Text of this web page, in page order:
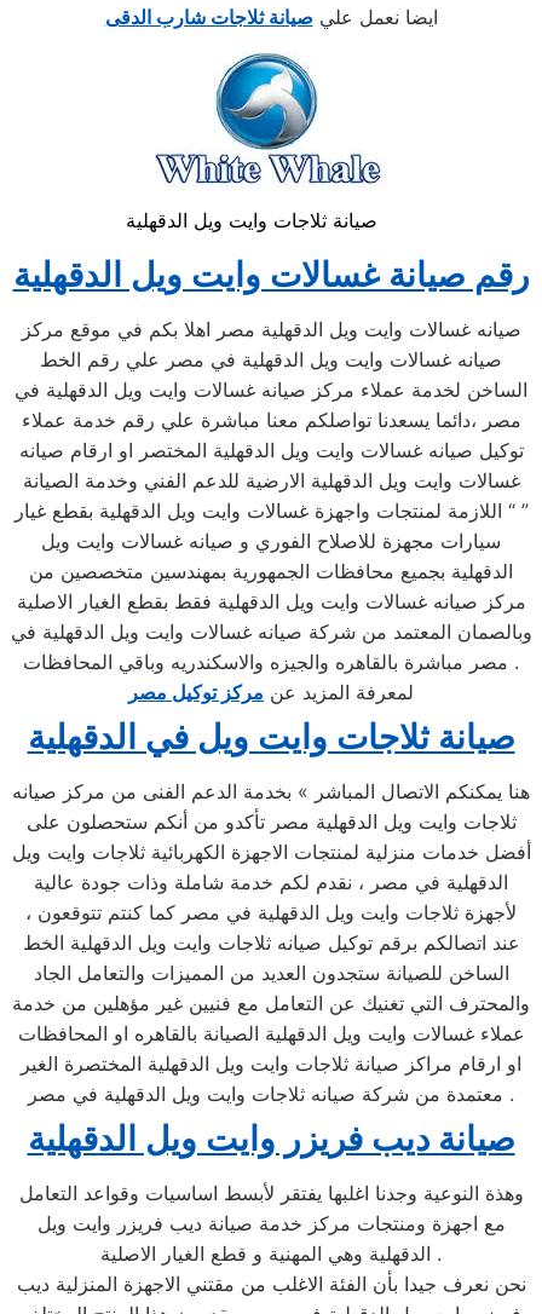
ايضا نعمل علي صيانة ثلاجات شارب الدقى
صيانة ثلاجات وايت ويل الدقهلية
رقم صيانة غسالات وايت ويل الدقهلية
صيانه غسالات وايت ويل الدقهلية مصر اهلا بكم في موقع مركز
صيانه غسالات وايت ويل الدقهلية في مصر علي رقم الخط
الساخن لخدمة عملاء مركز صيانه غسالات وايت ويل الدقهلية في
مصر ،دائما يسعدنا تواصلكم معنا مباشرة علي رقم خدمة عملاء
توكيل صيانه غسالات وايت ويل الدقهلية المختصر او ارقام صيانه
غسالات وايت ويل الدقهلية الارضية للدعم الفني وخدمة الصيانة
اللازمة لمنتجات واجهزة غسالات وايت ويل الدقهلية بقطع غيار “ ”
سيارات مجهزة للاصلاح الفوري و صيانه غسالات وايت ويل
الدقهلية بجميع محافظات الجمهورية بمهندسين متخصصين من
مركز صيانه غسالات وايت ويل الدقهلية فقط بقطع الغيار الاصلية
وبالصمان المعتمد من شركة صيانه غسالات وايت ويل الدقهلية في
مصر مباشرة بالقاهره والجيزه والاسكندريه وباقي المحافظات .
لمعرفة المزيد عن مركز توكيل مصر
صيانة ثلاجات وايت ويل في الدقهلية
هنا يمكنكم الاتصال المباشر » بخدمة الدعم الفنى من مركز صيانه
ثلاجات وايت ويل الدقهلية مصر تأكدو من أنكم ستحصلون على
أفضل خدمات منزلية لمنتجات الاجهزة الكهربائية ثلاجات وايت ويل
الدقهلية في مصر ، نقدم لكم خدمة شاملة وذات جودة عالية
لأجهزة ثلاجات وايت ويل الدقهلية في مصر كما كنتم تتوقعون ،
عند اتصالكم برقم توكيل صيانه ثلاجات وايت ويل الدقهلية الخط
الساخن للصيانة ستجدون العديد من المميزات والتعامل الجاد
والمحترف التي تغنيك عن التعامل مع فنيين غير مؤهلين من خدمة
عملاء غسالات وايت ويل الدقهلية الصيانة بالقاهره او المحافظات
او ارقام مراكز صيانة ثلاجات وايت ويل الدقهلية المختصرة الغير
معتمدة من شركة صيانه ثلاجات وايت ويل الدقهلية في مصر .
صيانة ديب فريزر وايت ويل الدقهلية
وهذة النوعية وجدنا اغلبها يفتقر لأبسط اساسيات وقواعد التعامل
مع اجهزة ومنتجات مركز خدمة صيانة ديب فريزر وايت ويل
الدقهلية وهي المهنية و قطع الغيار الاصلية .
نحن نعرف جيدا بأن الفئة الاغلب من مقتني الاجهزة المنزلية ديب